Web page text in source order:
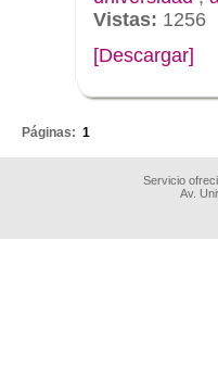
Vistas: 1256
[Descargar]
Páginas: 1
Servicio
Av.